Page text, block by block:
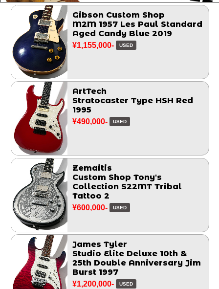
Gibson Custom Shop
M2M 1957 Les Paul Standard
Aged Candy Blue 2019
¥1,155,000- USED
ArtTech
Stratocaster Type HSH Red
1995
¥490,000- USED
Zemaitis
Custom Shop Tony's
Collection S22MT Tribal
Tattoo 2
¥600,000- USED
James Tyler
Studio Elite Deluxe 10th &
25th Double Anniversary Jim
Burst 1997
¥1,200,000- USED